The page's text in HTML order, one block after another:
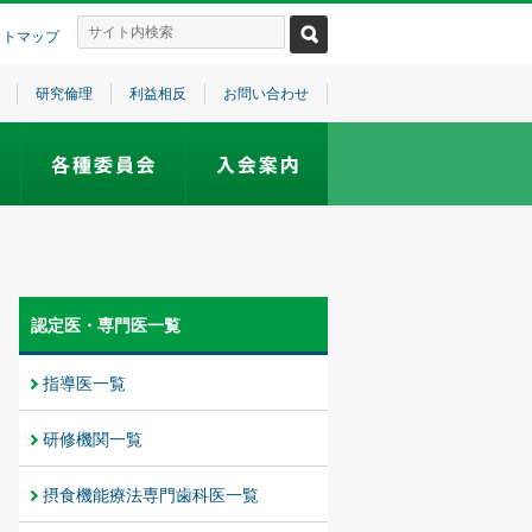
マップ
研究倫理 利益相反 お問い合わせ
認定医・専門医一覧
指導医一覧
研修機関一覧
摂食機能療法専門歯科医一覧